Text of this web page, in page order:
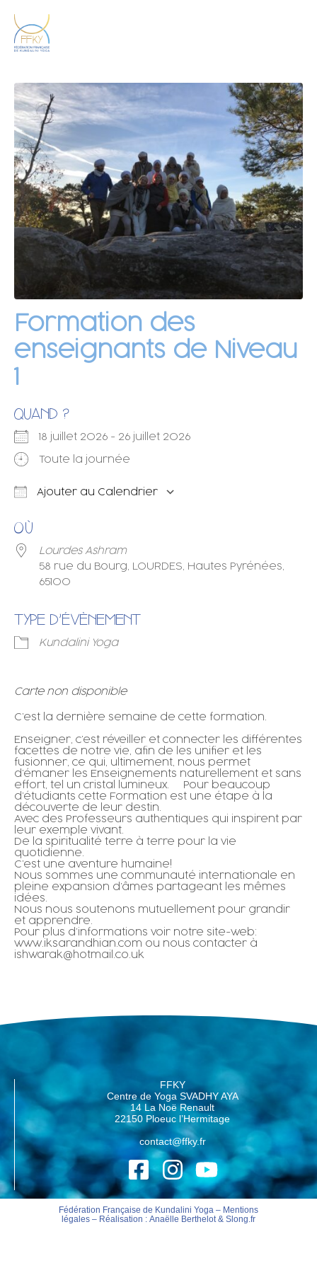
Formation des
enseignants de Niveau
1
QUAND ?
18 juillet 2026 - 26 juillet 2026
Toute la journée
Ajouter au Calendrier
OÙ
Lourdes Ashram
58 rue du Bourg, LOURDES, Hautes Pyrénées,
65100
TYPE D’ÉVÈNEMENT
Kundalini Yoga
Carte non disponible
C’est la dernière semaine de cette formation.
Enseigner, c’est réveiller et connecter les différentes
facettes de notre vie, afin de les unifier et les
fusionner, ce qui, ultimement, nous permet
d’émaner les Enseignements naturellement et sans
effort, tel un cristal lumineux. Pour beaucoup
d’étudiants cette Formation est une étape à la
découverte de leur destin.
Avec des Professeurs authentiques qui inspirent par
leur exemple vivant.
De la spiritualité terre à terre pour la vie
quotidienne.
C’est une aventure humaine!
Nous sommes une communauté internationale en
pleine expansion d’âmes partageant les mêmes
idées.
Nous nous soutenons mutuellement pour grandir
et apprendre.
Pour plus d’informations voir notre site-web:
www.iksarandhian.com ou nous contacter à
ishwarak@hotmail.co.uk
FFKY
Centre de Yoga SVADHY AYA
14 La Noë Renault
22150 Ploeuc l’Hermitage
contact@ffky.fr
Fédération Française de Kundalini Yoga – Mentions
légales– Réalisation : Anaëlle Berthelot& Slong.fr